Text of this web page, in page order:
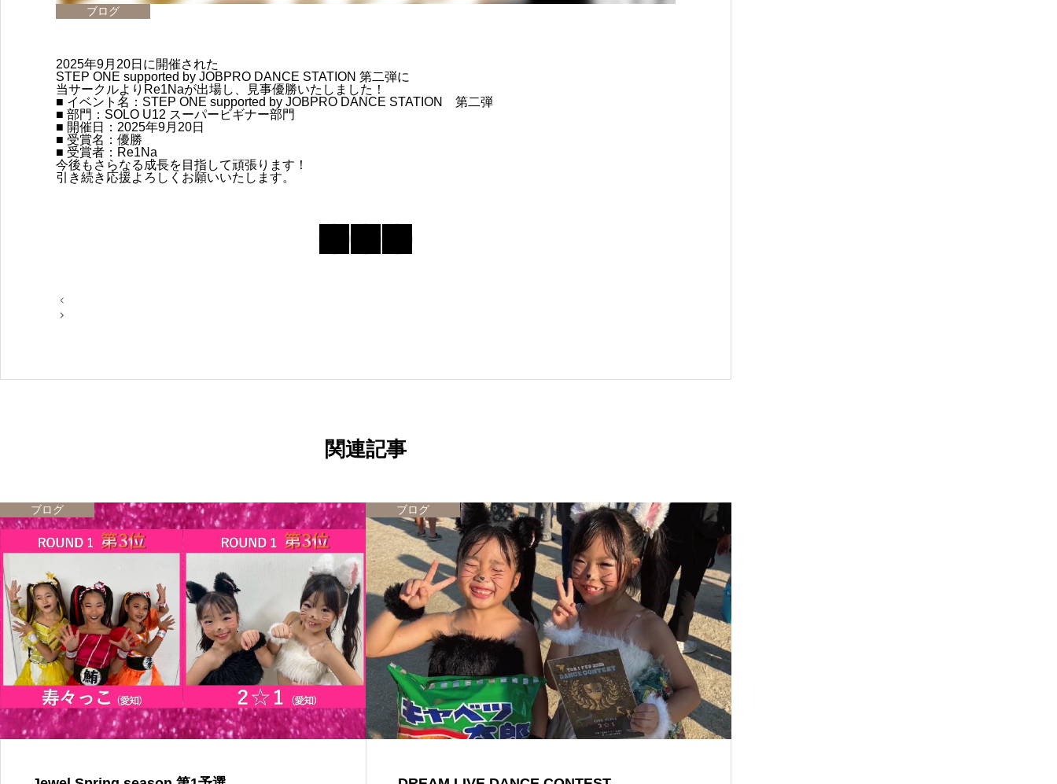
ブログ
2025年9月20日に開催された
STEP ONE supported by JOBPRO DANCE STATION 第二弾に
当サークルよりRe1Naが出場し、見事優勝いたしました！
■ イベント名：STEP ONE supported by JOBPRO DANCE STATION 第二弾
■ 部門：SOLO U12 スーパービギナー部門
■ 開催日：2025年9月20日
■ 受賞名：優勝
■ 受賞者：Re1Na
今後もさらなる成長を目指して頑張ります！
引き続き応援よろしくお願いいたします。
投
稿
関連記事
ブログ ブログ